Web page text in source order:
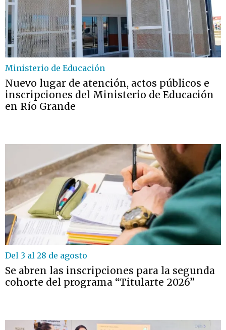
Ministerio de Educación
Nuevo lugar de atención, actos públicos e
inscripciones del Ministerio de Educación
en Río Grande
Del 3 al 28 de agosto
Se abren las inscripciones para la segunda
cohorte del programa “Titularte 2026”